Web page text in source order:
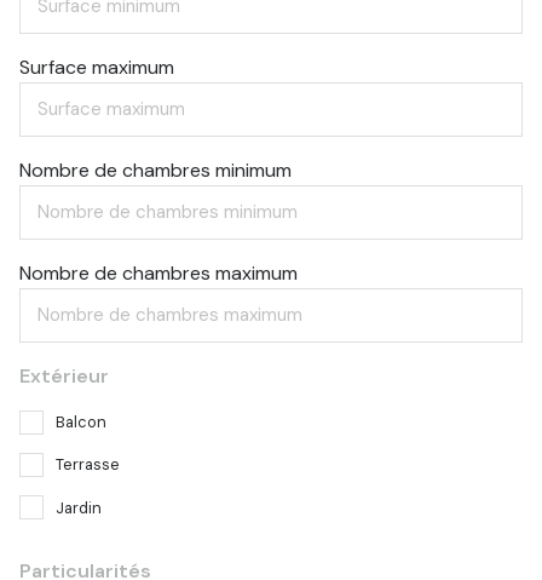
Surface maximum
Nombre de chambres minimum
Nombre de chambres maximum
Extérieur
Balcon
Terrasse
Jardin
Particularités